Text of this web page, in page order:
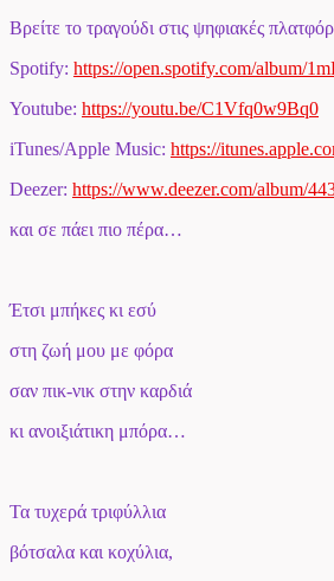
Βρείτε το τραγούδι στις ψηφιακές
Spotify: https://open.spotify.com/album/
Youtube: https://youtu.be/C1Vfq0w9Bq0
iTunes/Apple Music: https://
Deezer: https://www.deezer.com/album/
και σε πάει πιο πέρα…
Έτσι μπήκες κι εσύ
στη ζωή μου με φόρα
σαν πικ-νικ στην καρδιά
κι ανοιξιάτικη μπόρα…
Τα τυχερά τριφύλλια
βότσαλα και κοχύλια,